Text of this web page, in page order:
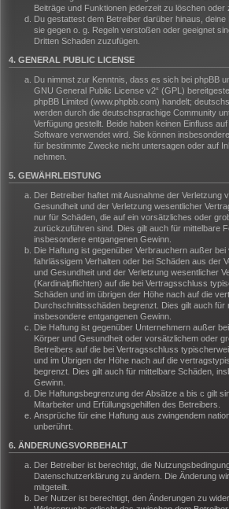
Beiträge und Funktionen jederzeit zu löschen oder
Du gestattest dem Betreiber darüber hinaus,
sie gegen o. g. Regeln verstoßen oder geeignet
Dritten Schaden zuzufügen.
4. GENERAL PUBLIC LICENSE
Du nimmst zur Kenntnis, dass es sich bei phpBB
GNU General Public License v2“ (GPL)
phpBB Limited (www.phpbb.com) handelt;
werden durch die deutschsprachige Community
Verfügung gestellt. Beide haben keinen Einfluss
Software verwendet wird. Sie können
für bestimmte Zwecke nicht untersagen oder auf
nehmen.
5. GEWÄHRLEISTUNG
Der Betreiber haftet mit Ausnahme der Verletzung
Gesundheit und der Verletzung wesentlicher
nur für Schäden, die auf ein vorsätzliches oder
zurückzuführen sind. Dies gilt auch für mittelbare
insbesondere entgangenen Gewinn.
Die Haftung ist gegenüber Verbrauchern außer
fahrlässigem Verhalten oder bei Schäden aus der
und Gesundheit und der Verletzung wesentlicher
(Kardinalpflichten) auf die bei Vertragsschluss
Schäden und im übrigen der Höhe nach auf die
Durchschnittsschäden begrenzt. Dies gilt auch für
insbesondere entgangenen Gewinn.
Die Haftung ist gegenüber Unternehmern außer
Körper und Gesundheit oder vorsätzlichem oder
Betreibers auf die bei Vertragsschluss
und im Übrigen der Höhe nach auf die
begrenzt. Dies gilt auch für mittelbare Schäden,
Gewinn.
Die Haftungsbegrenzung der Absätze a bis c gilt
Mitarbeiter und Erfüllungsgehilfen des Betreibers.
Ansprüche für eine Haftung aus zwingendem
unberührt.
6. ÄNDERUNGSVORBEHALT
Der Betreiber ist berechtigt, die
Datenschutzerklärung zu ändern. Die Änderung
mitgeteilt.
Der Nutzer ist berechtigt, den Änderungen zu